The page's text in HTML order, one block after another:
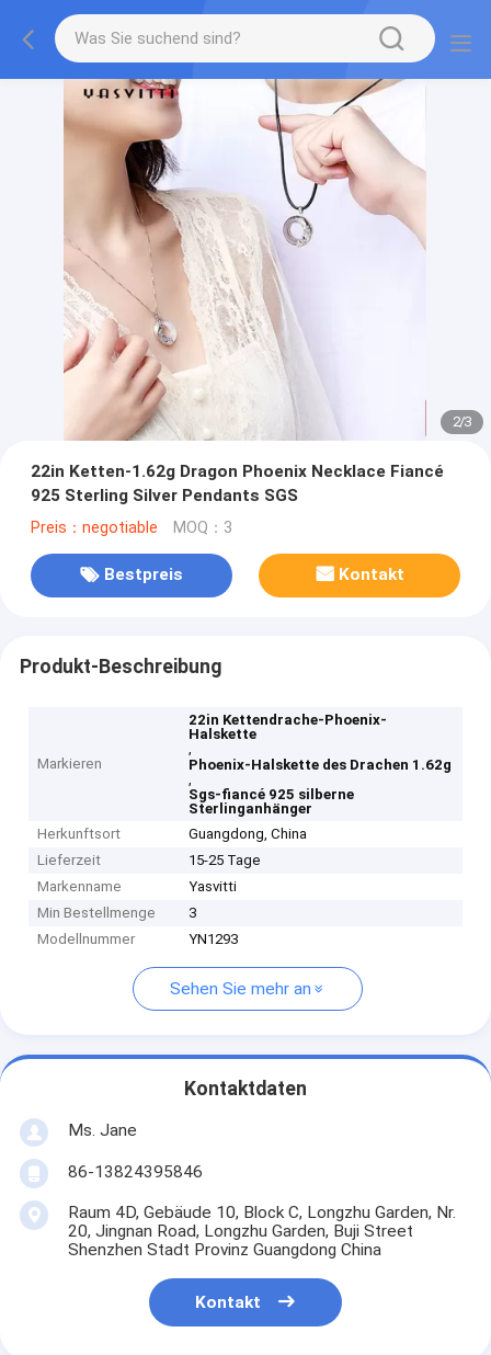
2/3
22in Ketten-1.62g Dragon Phoenix Necklace Fiancé
925 Sterling Silver Pendants SGS
Preis：negotiable MOQ：3
Bestpreis Kontakt
Produkt-Beschreibung
Markieren
22in Kettendrache-Phoenix-
Halskette
,
Phoenix-Halskette des Drachen 1.62g
,
Sgs-fiancé 925 silberne
Sterlinganhänger
Herkunftsort
Guangdong, China
Lieferzeit
15-25 Tage
Markenname
Yasvitti
Min Bestellmenge
3
Modellnummer
YN1293
Sehen Sie mehr an
Kontaktdaten
Ms. Jane
86-13824395846
Raum 4D, Gebäude 10, Block C, Longzhu Garden, Nr.
20, Jingnan Road, Longzhu Garden, Buji Street
Shenzhen Stadt Provinz Guangdong China
Kontakt